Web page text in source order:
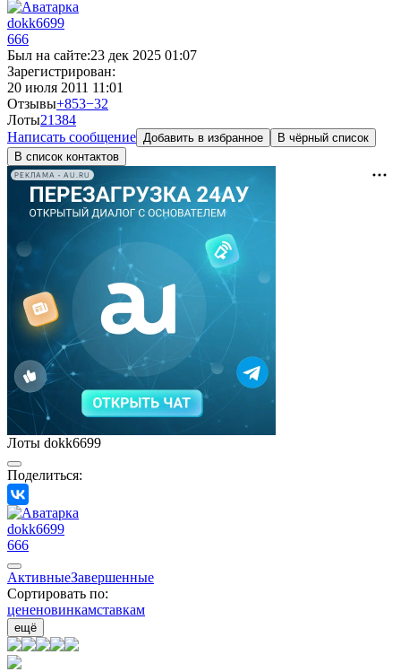
dokk6699
666
Был на сайте:23 дек 2025 01:07
Зарегистрирован:
20 июля 2011 11:01
Отзывы+853−32
Лоты21384
Написать сообщение Добавить в избранное
В чёрный список
В список контактов
РЕКЛАМА • AU.RU
Лоты dokk6699
Поделиться:
dokk6699
666
АктивныеЗавершенные
Сортировать по:
цененовинкамставкам
ещё